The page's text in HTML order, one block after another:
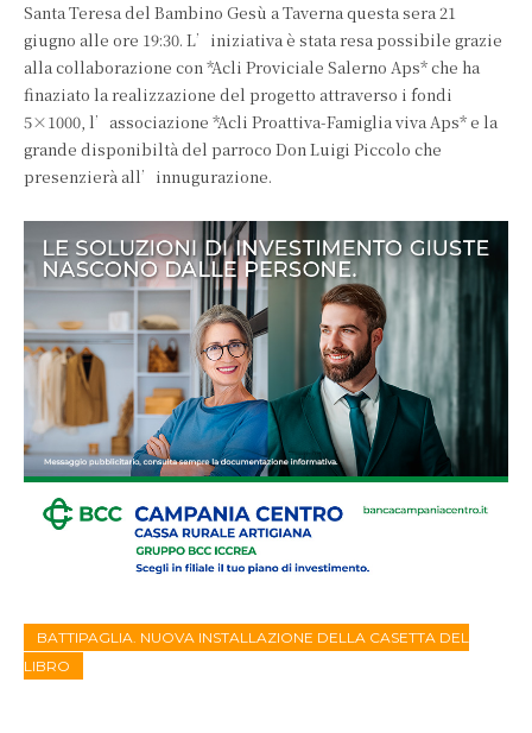
Santa Teresa del Bambino Gesù a Taverna questa sera 21
giugno alle ore 19:30. L’iniziativa è stata resa possibile grazie
alla collaborazione con *Acli Proviciale Salerno Aps* che ha
finaziato la realizzazione del progetto attraverso i fondi
5×1000, l’associazione *Acli Proattiva-Famiglia viva Aps* e la
grande disponibiltà del parroco Don Luigi Piccolo che
presenzierà all’innugurazione.
BATTIPAGLIA. NUOVA INSTALLAZIONE DELLA CASETTA DEL
LIBRO